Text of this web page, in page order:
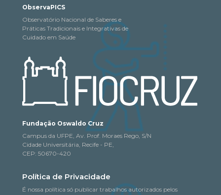
ObservaPICS
Observatório Nacional de Saberes e
Práticas Tradicionais e Integrativas de
Cuidado em Saúde
Fundação Oswaldo Cruz
Campus da UFPE, Av. Prof. Moraes Rego, S/N
Cidade Universitária, Recife - PE,
CEP: 50670-420
Política de Privacidade
É nossa política só publicar trabalhos autorizados pelos